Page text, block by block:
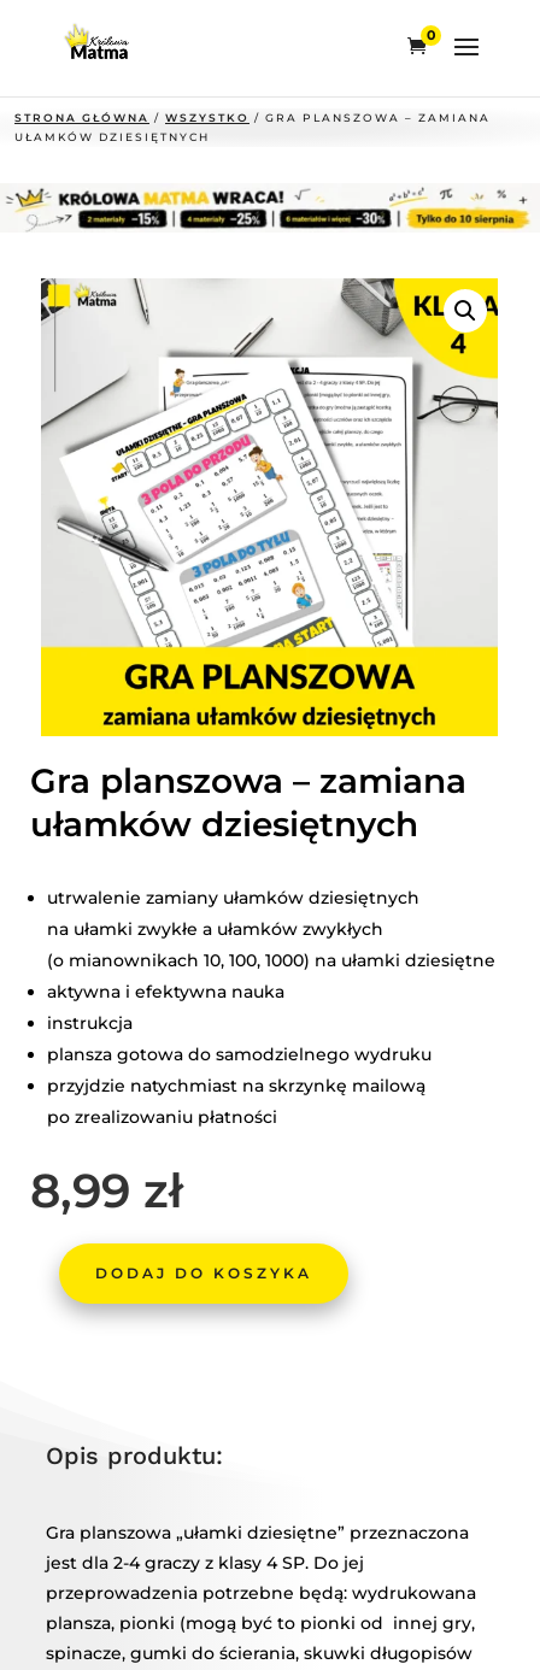
0
STRONA GŁÓWNA / WSZYSTKO / GRA PLANSZOWA – ZAMIANA
UŁAMKÓW DZIESIĘTNYCH
Gra planszowa – zamiana
ułamków dziesiętnych
utrwalenie zamiany ułamków dziesiętnych
na ułamki zwykłe a ułamków zwykłych
(o mianownikach 10, 100, 1000) na ułamki dziesiętne
aktywna i efektywna nauka
instrukcja
plansza gotowa do samodzielnego wydruku
przyjdzie natychmiast na skrzynkę mailową
po zrealizowaniu płatności
8,99 zł
ILOŚĆ
GRA
DZIESIĘTNYCH
DODAJ DO KOSZYKA
Opis produktu:
Gra planszowa „ułamki dziesiętne” przeznaczona
jest dla 2-4 graczy z klasy 4 SP. Do jej
przeprowadzenia potrzebne będą: wydrukowana
plansza, pionki (mogą być to pionki od innej gry,
spinacze, gumki do ścierania, skuwki długopisów